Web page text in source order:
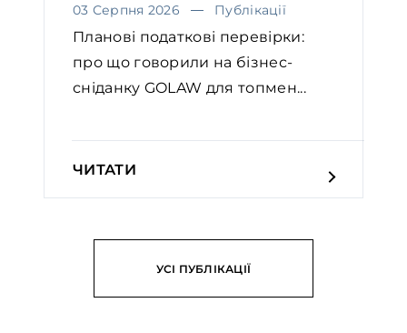
03 Серпня 2026 Публікації
Планові податкові перевірки:
про що говорили на бізнес-
сніданку GOLAW для топмен...
ЧИТАТИ
УСІ ПУБЛІКАЦІЇ